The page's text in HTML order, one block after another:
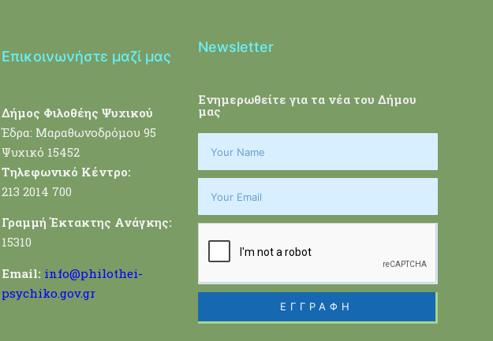
Επικοινωνήστε μαζί μας
Δήμος Φιλοθέης Ψυχικού
Έδρα: Μαραθωνοδρόμου 95
Ψυχικό 15452
Τηλεφωνικό Κέντρο:
213 2014 700
Γραμμή Έκτακτης Ανάγκης:
15310
Email: info@philothei-
psychiko.gov.gr
Newsletter
Ενημερωθείτε για τα νέα του Δήμου
μας
ΕΓΓΡΑΦΗ